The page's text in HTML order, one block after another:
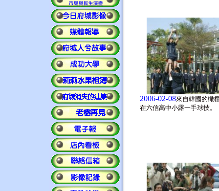
2006-02-08來自韓國的橄
在六信高中小露一手球技。